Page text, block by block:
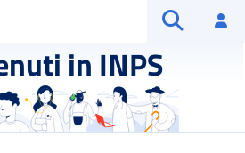
in INPS